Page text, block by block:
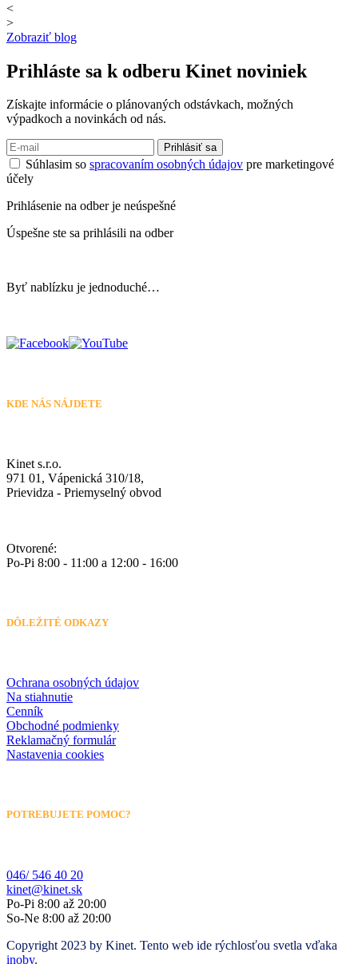
<
>
Zobraziť blog
Prihláste sa k odberu Kinet noviniek
Získajte informácie o plánovaných odstávkach, možných
výpadkoch a novinkách od nás.
Prihlásiť sa
Súhlasim so spracovaním osobných údajov pre marketingové
účely
Prihlásenie na odber je neúspešné
Úspešne ste sa prihlásili na odber
Byť nablízku je jednoduché…
KDE NÁS NÁJDETE
Kinet s.r.o.
971 01, Vápenická 310/18,
Prievidza - Priemyselný obvod
Otvorené:
Po-Pi 8:00 - 11:00 a 12:00 - 16:00
DÔLEŽITÉ ODKAZY
Ochrana osobných údajov
Na stiahnutie
Cenník
Obchodné podmienky
Reklamačný formulár
Nastavenia cookies
POTREBUJETE POMOC?
046/ 546 40 20
kinet@kinet.sk
Po-Pi 8:00 až 20:00
So-Ne 8:00 až 20:00
Copyright 2023 by Kinet. Tento web ide rýchlosťou svetla vďaka
inoby.